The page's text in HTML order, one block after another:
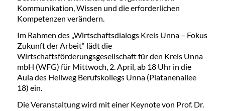
Kommunikation, Wissen und die erforderlichen
Kompetenzen verändern.
Im Rahmen des „Wirtschaftsdialogs Kreis Unna – Fokus
Zukunft der Arbeit“ lädt die
Wirtschaftsförderungsgesellschaft für den Kreis Unna
mbH (WFG) für Mittwoch, 2. April, ab 18 Uhr in die
Aula des Hellweg Berufskollegs Unna (Platanenallee
18) ein.
Die Veranstaltung wird mit einer Keynote von Prof. Dr.